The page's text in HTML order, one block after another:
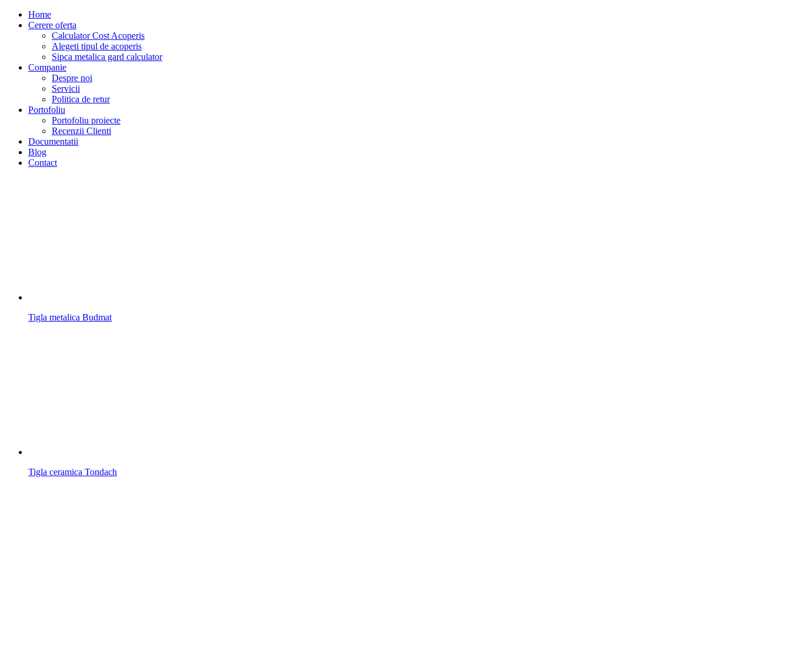
Home
Cerere oferta
Calculator Cost Acoperis
Alegeti tipul de acoperis
Sipca metalica gard calculator
Companie
Despre noi
Servicii
Politica de retur
Portofoliu
Portofoliu proiecte
Recenzii Clienti
Documentatii
Blog
Contact
Tigla metalica Budmat
Tigla ceramica Tondach